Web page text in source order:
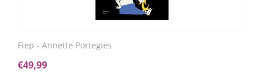
Fiep - Annette Portegies
€49,99